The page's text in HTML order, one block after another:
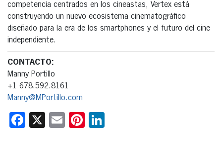
competencia centrados en los cineastas, Vertex está
construyendo un nuevo ecosistema cinematográfico
diseñado para la era de los smartphones y el futuro del cine
independiente.
CONTACTO:
Manny Portillo
+1 678.592.8161
Manny@MPortillo.com
Facebook
X EmailPinterest